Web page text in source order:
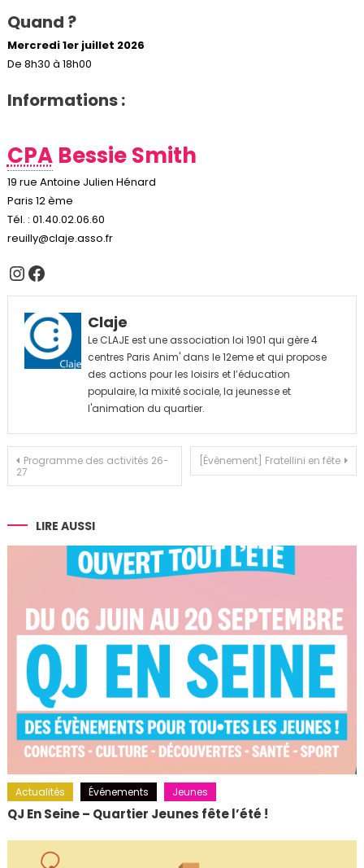
Quand ?
Mercredi 1er juillet 2026
De 8h30 à 18h00
Informations :
CPABessie Smith
19 rue Antoine Julien Hénard
Paris 12 ème
Tél. : 01.40.02.06.60
reuilly@claje.asso.fr
Instagram
Facebook
Claje
Le CLAJE est une association loi 1901 qui gère 4
centres Paris Anim' dans le 12eme et qui propose
des actions pour les loisirs et l’éducation
populaire, la mixité sociale, la jeunesse et
l'animation du quartier.
Navigation
de
l’article
Programme des activités 26-
27
[Évènement] Fratellini en fête
LIRE AUSSI
Actualités Événements Jeunes
QJ En Seine – Quartier Jeunes fête l’été !